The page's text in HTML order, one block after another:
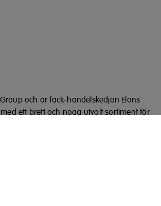
och är fack-handelskedjan Elons
ett brett och noga utvalt sortiment för